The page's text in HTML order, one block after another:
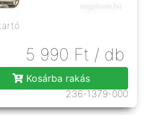
5 990 Ft / db
Kosárba rakás
236-1379-000